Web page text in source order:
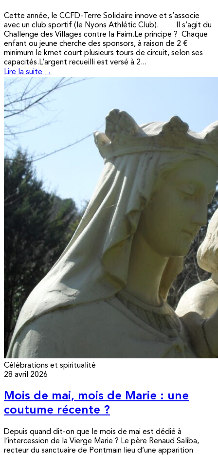
Cette année, le CCFD-Terre Solidaire innove et s’associe
avec un club sportif (le Nyons Athlétic Club). Il s’agit du
Challenge des Villages contre la Faim.Le principe ? Chaque
enfant ou jeune cherche des sponsors, à raison de 2 €
minimum le kmet court plusieurs tours de circuit, selon ses
capacités.L’argent recueilli est versé à 2...
Lire la suite →
Célébrations et spiritualité
28 avril 2026
Mois de mai, mois de Marie : une
coutume récente ?
Depuis quand dit-on que le mois de mai est dédié à
l’intercession de la Vierge Marie ? Le père Renaud Saliba,
recteur du sanctuaire de Pontmain lieu d’une apparition